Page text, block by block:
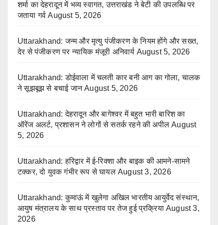
शर्मा का देहरादून में भव्य स्वागत, उत्तराखंड ने बेटी की उपलब्धि पर
जताया गर्व August 5, 2026
Uttarakhand: जन्म और मृत्यु पंजीकरण के नियम होंगे और सख्त,
देर से पंजीकरण पर न्यायिक मंजूरी अनिवार्य August 5, 2026
Uttarakhand: डोईवाला में चलती कार बनी आग का गोला, चालक
ने सूझबूझ से बचाई जान August 5, 2026
Uttarakhand: देहरादून और बागेश्वर में बहुत भारी बारिश का
ऑरेंज अलर्ट, प्रशासन ने लोगों से सतर्क रहने की अपील August
5, 2026
Uttarakhand: हरिद्वार में ई-रिक्शा और बाइक की आमने-सामने
टक्कर, दो युवक गंभीर रूप से घायल August 3, 2026
Uttarakhand: कुमाऊं में खुलेगा अखिल भारतीय आयुर्वेद संस्थान,
आयुष मंत्रालय के साथ प्रस्ताव पर तेज हुई प्रक्रिया August 3,
2026